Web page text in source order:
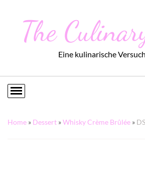
The
Eine kulinarische
Home » Dessert »Whisky Crème Brûlée »